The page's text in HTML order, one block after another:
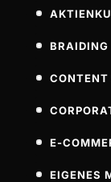
BRAIDING
E-
EIGENES